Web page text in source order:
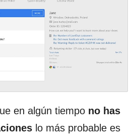
en algún tiempo no has
lo más probable es